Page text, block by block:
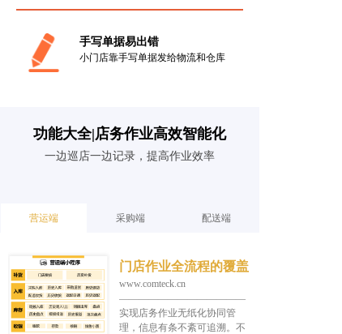
手写单据易出错
小门店靠手写单据发给物流和仓库
功能大全|店务作业高效智能化
一边巡店一边记录，提高作业效率
营运端 采购端 配送端
门店作业全流程的覆盖
www.comteck.cn
—————————————
实现店务作业无纸化协同管
理，信息有条不紊可追溯。不